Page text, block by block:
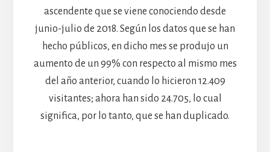
ascendente que se viene conociendo desde
junio-julio de 2018. Según los datos que se han
hecho públicos, en dicho mes se produjo un
aumento de un 99% con respecto al mismo mes
del año anterior, cuando lo hicieron 12.409
visitantes; ahora han sido 24.705, lo cual
significa, por lo tanto, que se han duplicado.